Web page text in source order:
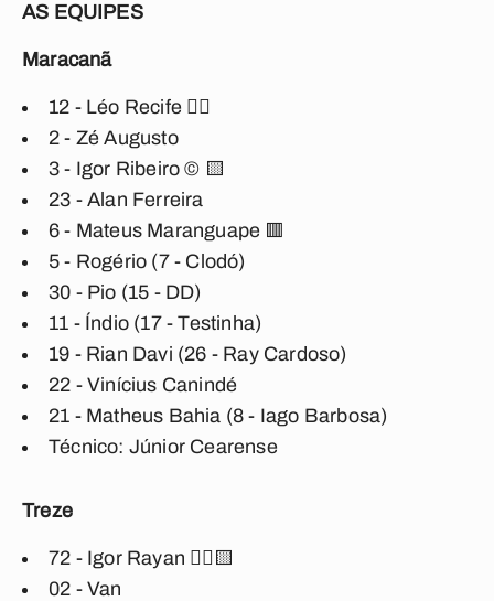
AS EQUIPES
Maracanã
12 - Léo Recife 🖐🏼
2 - Zé Augusto
3 - Igor Ribeiro ©️ 🟨
23 - Alan Ferreira
6 - Mateus Maranguape 🟥
5 - Rogério (7 - Clodó)
30 - Pio (15 - DD)
11 - Índio (17 - Testinha)
19 - Rian Davi (26 - Ray Cardoso)
22 - Vinícius Canindé
21 - Matheus Bahia (8 - Iago Barbosa)
Técnico: Júnior Cearense
Treze
72 - Igor Rayan 🖐🏼🟨
02 - Van